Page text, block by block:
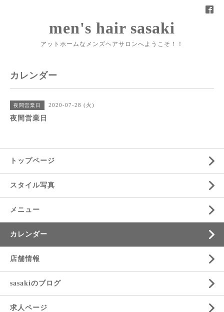
men's hair sasaki
アットホームなメンズヘアサロンへようこそ！！
カレンダー
夜間営業日 2020-07-28 (火)
夜間営業日
トップページ
スタイル写真
メニュー
カレンダー
店舗情報
sasakiのブログ
求人ページ